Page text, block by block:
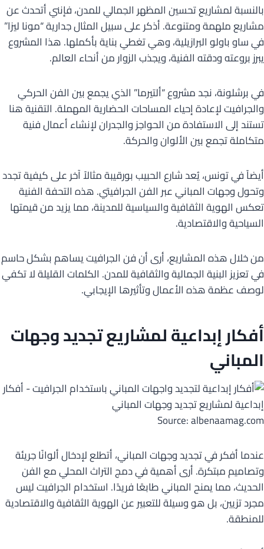
بالنسبة لمشاريع تحسين المظهر الجمالي للمدن، فإنني أتحدث عن
مشاريع ملهمة ومتنوعة. أذكر على سبيل المثال جدارية “مونا ليزا”
في ساو باولو البرازيلية، وهي تغطي بناية بأكملها. هذا المشروع
يبرز بروعته ودقته الفنية، ويجذب الزوار من أنحاء العالم.
في برشلونة، نجد مشروع “ألتيرما” الذي يجمع بين الفن الحركي
والجرافيت لإعادة إحياء المساحات الحضارية المهملة. التقنية هنا
تستند إلى الاستفادة من الحواجز والجدران لإنشاء أعمال فنية
متكاملة تجمع بين الألوان والحركة.
أيضاً في تونس، يُعد شارع الحبيب بورقيبة مثالاً آخر على كيفية تجدد
وتحول وجهات المباني عبر الفن الجرافيتي. هذه التحفة الفنية
تعكس الهوية الثقافية والسياسية للمدينة، مما يزيد من قيمتها
السياحية والاقتصادية.
من خلال هذه المشاريع، أرى أن فن الجرافيت يساهم بشكل حاسم
في تعزيز البنية الجمالية والثقافية للمدن. الكلمات القليلة لا تكفي
لوصف عظمة هذه الأعمال وتأثيرها الإيجابي.
أفكار إبداعية لمشاريع تجديد وجهات
المباني
Source: albenaamag.com
عندما أفكر في تجديد وجهات المباني، أتطلع لإدخال ألوانًا جريئة
وتصاميم مبتكرة. أرى أهمية في دمج التراث المحلي مع الفن
الحديث، مما يمنح المباني طابعًا فريدًا. استخدام الجرافيت ليس
مجرد تزيين، بل هو وسيلة للتعبير عن الهوية الثقافية والاقتصادية
للمنطقة.